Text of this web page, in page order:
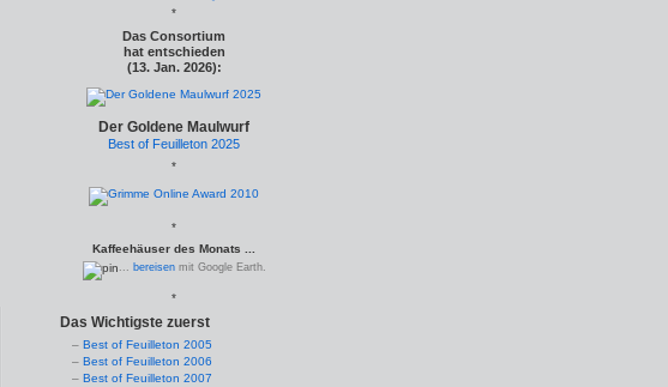
*
Das Consortium
hat entschieden
(13. Jan. 2026):
Der Goldene Maulwurf
Best of Feuilleton 2025
*
*
Kaffeehäuser des Monats ...
... bereisenmit Google Earth.
*
Das Wichtigste zuerst
Best of Feuilleton 2005
Best of Feuilleton 2006
Best of Feuilleton 2007